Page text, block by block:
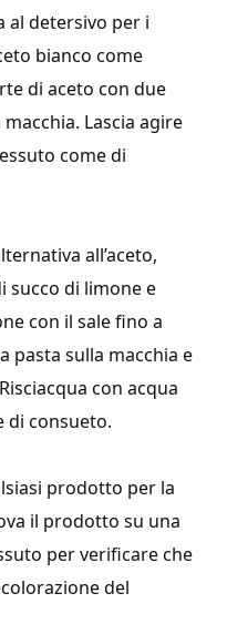
al detersivo per i
bianco come
di aceto con due
Lascia agire
come di
all’aceto,
succo di limone e
con il sale fino a
pasta sulla macchia e
con acqua
di consueto.
prodotto per la
il prodotto su una
per verificare che
del